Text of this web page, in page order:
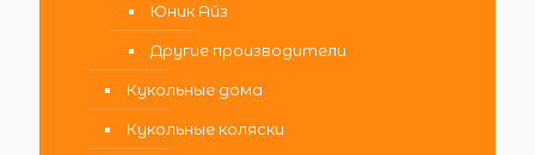
Юник Айз
Другие производители
Кукольные дома
Кукольные коляски